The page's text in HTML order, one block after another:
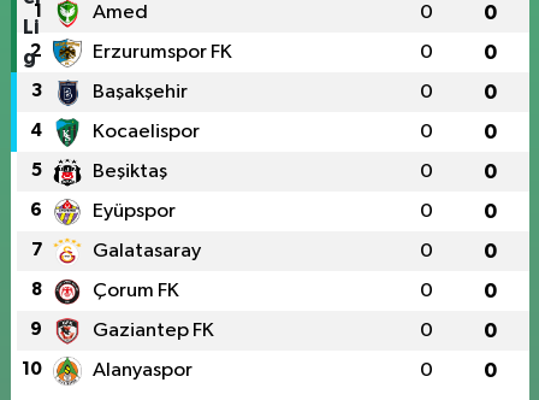
1 Amed 0 0
2 Erzurumspor FK 0 0
3 Başakşehir 0 0
4 Kocaelispor 0 0
5 Beşiktaş 0 0
6 Eyüpspor 0 0
7 Galatasaray 0 0
8 Çorum FK 0 0
9 Gaziantep FK 0 0
10 Alanyaspor 0 0